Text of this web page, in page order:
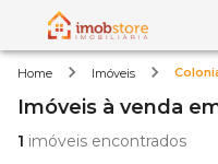
Home Imóveis
Imóveis à venda
1 imóveis encontrados